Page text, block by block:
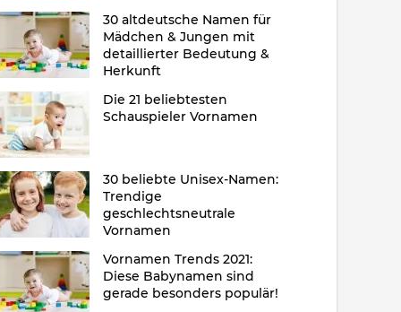
30 altdeutsche Namen für
Mädchen & Jungen mit
detaillierter Bedeutung &
Herkunft
Die 21 beliebtesten
Schauspieler Vornamen
30 beliebte Unisex-Namen:
Trendige
geschlechtsneutrale
Vornamen
Vornamen Trends 2021:
Diese Babynamen sind
gerade besonders populär!